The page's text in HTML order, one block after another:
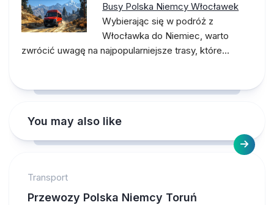
Busy Polska Niemcy Włocławek
Wybierając się w podróż z
Włocławka do Niemiec, warto
zwrócić uwagę na najpopularniejsze trasy, które…
You may also like
Transport
Przewozy Polska Niemcy Toruń